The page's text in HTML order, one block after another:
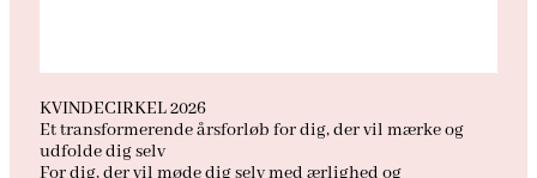
KVINDECIRKEL 2026
Et transformerende årsforløb for dig, der vil mærke og
udfolde dig selv
For dig, der vil møde dig selv med ærlighed og